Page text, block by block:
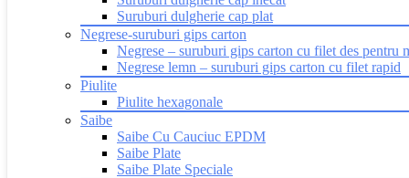
Suruburi dulgherie cap plat
Negrese-suruburi gips carton
Negrese – suruburi gips carton cu filet des pentru
Negrese lemn – suruburi gips carton cu filet rapid
Piulite
Piulite hexagonale
Saibe
Saibe Cu Cauciuc EPDM
Saibe Plate
Saibe Plate Speciale